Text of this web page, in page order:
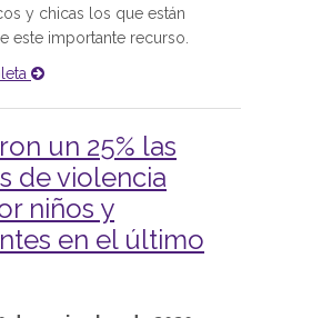
y chicas los que están
este importante recurso.
un 25% las
de violencia
niños y
en el último